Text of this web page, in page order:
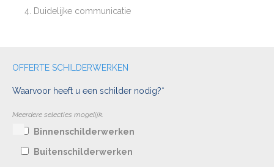
Duidelijke communicatie
OFFERTE SCHILDERWERKEN
Waarvoor heeft u een schilder nodig?*
Meerdere selecties mogelijk.
Binnenschilderwerken
Buitenschilderwerken